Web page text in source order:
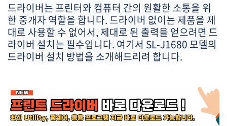
드라이버는 프린터와 컴퓨터 간의 원활한 소통을 위
한 중개자 역할을 합니다. 드라이버 없이는 제품을 제
대로 사용할 수 없어서, 제대로 된 출력을 얻으려면 드
라이버 설치는 필수입니다. 여기서 SL-J1680 모델의
드라이버 설치 방법을 소개해드리려 합니다.